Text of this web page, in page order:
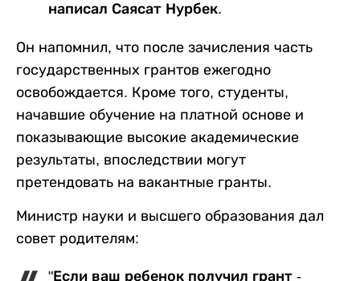
написал Саясат Нурбек.
Он напомнил, что после зачисления часть
государственных грантов ежегодно
освобождается. Кроме того, студенты,
начавшие обучение на платной основе и
показывающие высокие академические
результаты, впоследствии могут
претендовать на вакантные гранты.
Министр науки и высшего образования дал
совет родителям:
"Если ваш ребенок получил грант -